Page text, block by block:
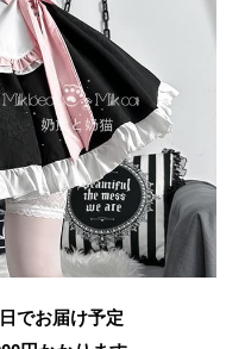
でお届け予定